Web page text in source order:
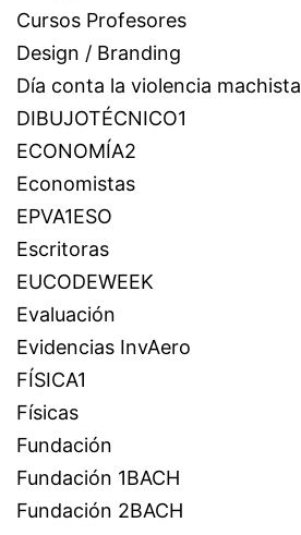
Cursos Profesores
Design / Branding
Día conta la violencia machista
DIBUJOTÉCNICO1
ECONOMÍA2
Economistas
EPVA1ESO
Escritoras
EUCODEWEEK
Evaluación
Evidencias InvAero
FÍSICA1
Físicas
Fundación
Fundación 1BACH
Fundación 2BACH